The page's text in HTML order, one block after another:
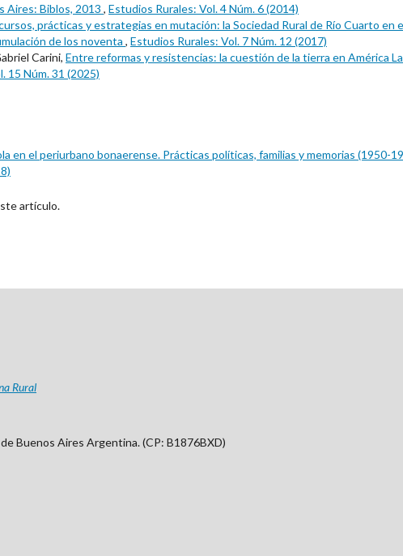
Aires: Biblos, 2013 , Estudios Rurales: Vol. 4 Núm. 6 (2014)
prácticas y estrategias en mutación: la Sociedad Rural de Río Cuarto en
de los noventa , Estudios Rurales: Vol. 7 Núm. 12 (2017)
Carini, Entre reformas y resistencias: la cuestión de la tierra en América
15 Núm. 31 (2025)
en el periurbano bonaerense. Prácticas políticas, familias y memorias (1950-
artículo.
Rural
Buenos Aires Argentina. (CP: B1876BXD)